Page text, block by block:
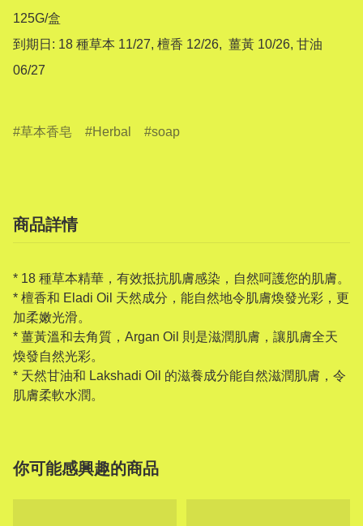
125G/盒
到期日: 18 種草本 11/27, 檀香 12/26,  薑黃 10/26, 甘油
06/27
草本香皂 Herbal soap
商品詳情
* 18 種草本精華，有效抵抗肌膚感染，自然呵護您的肌膚。
* 檀香和 Eladi Oil 天然成分，能自然地令肌膚煥發光彩，更
加柔嫩光滑。
* 薑黃溫和去角質，Argan Oil 則是滋潤肌膚，讓肌膚全天
煥發自然光彩。
* 天然甘油和 Lakshadi Oil 的滋養成分能自然滋潤肌膚，令
肌膚柔軟水潤。
你可能感興趣的商品